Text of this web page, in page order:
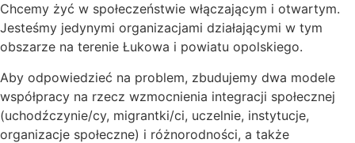
Chcemy żyć w społeczeństwie włączającym i otwartym.
Jesteśmy jedynymi organizacjami działającymi w tym
obszarze na terenie Łukowa i powiatu opolskiego.
Aby odpowiedzieć na problem, zbudujemy dwa modele
współpracy na rzecz wzmocnienia integracji społecznej
(uchodźczynie/cy, migrantki/ci, uczelnie, instytucje,
organizacje społeczne) i różnorodności, a także